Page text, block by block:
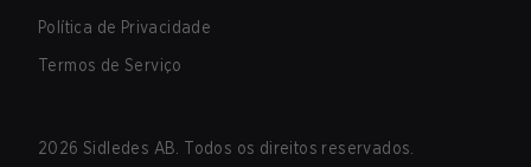
Política de Privacidade
Termos de Serviço
2026 Sidledes AB. Todos os direitos reservados.